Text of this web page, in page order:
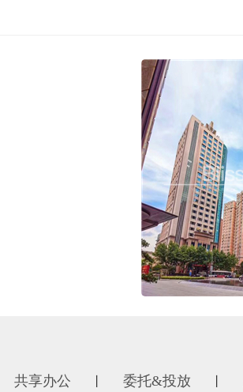
共享办公 委托&投放